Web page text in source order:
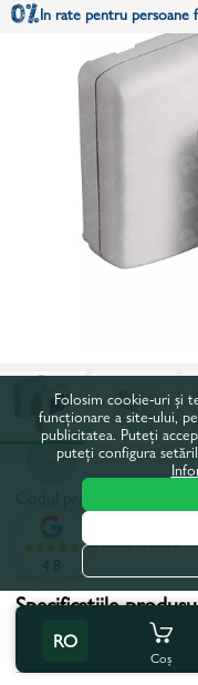
In rate pentru persoane
Toate caracteristicile
Specificațiile
RO
Coș
4.8
Folosim cookie-uri și
funcționare a site-ului,
publicitatea. Puteți
puteți configura